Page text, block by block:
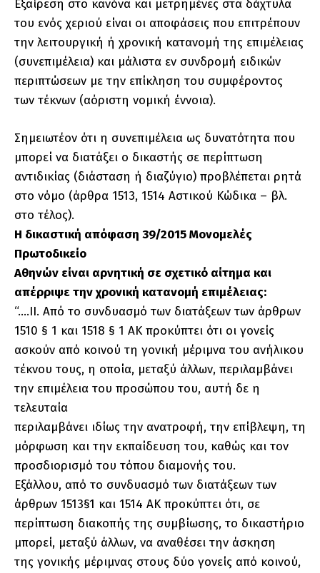
Εξαίρεση στο κανόνα και μετρημένες στα δάχτυλα
του ενός χεριού είναι οι αποφάσεις που επιτρέπουν
την λειτουργική ή χρονική κατανομή της επιμέλειας
(συνεπιμέλεια) και μάλιστα εν συνδρομή ειδικών
περιπτώσεων με την επίκληση του συμφέροντος
των τέκνων (αόριστη νομική έννοια).
Σημειωτέον ότι η συνεπιμέλεια ως δυνατότητα που
μπορεί να διατάξει ο δικαστής σε περίπτωση
αντιδικίας (διάσταση ή διαζύγιο) προβλέπεται ρητά
στο νόμο (άρθρα 1513, 1514 Αστικού Κώδικα – βλ.
στο τέλος).
Η δικαστική απόφαση 39/2015 Μονομελές
Πρωτοδικείο
Αθηνών είναι αρνητική σε σχετικό αίτημα και
απέρριψε την χρονική κατανομή επιμέλειας:
“….II. Από το συνδυασμό των διατάξεων των άρθρων
1510 § 1 και 1518 § 1 ΑΚ προκύπτει ότι οι γονείς
ασκούν από κοινού τη γονική μέριμνα του ανήλικου
τέκνου τους, η οποία, μεταξύ άλλων, περιλαμβάνει
την επιμέλεια του προσώπου του, αυτή δε η
τελευταία
περιλαμβάνει ιδίως την ανατροφή, την επίβλεψη, τη
μόρφωση και την εκπαίδευση του, καθώς και τον
προσδιορισμό του τόπου διαμονής του.
Εξάλλου, από το συνδυασμό των διατάξεων των
άρθρων 1513§1 και 1514 ΑΚ προκύπτει ότι, σε
περίπτωση διακοπής της συμβίωσης, το δικαστήριο
μπορεί, μεταξύ άλλων, να αναθέσει την άσκηση
της γονικής μέριμνας στους δύο γονείς από κοινού,